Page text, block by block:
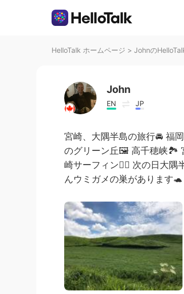
HelloTalk ホームページ > Johnの
John
EN JP
宮崎、大隅半島の旅行🚘 福
のグリーン丘🖼 高千穂峡🏞
崎サーフィン🏄‍♂️ 次の日大
んウミガメの巣があります🐢